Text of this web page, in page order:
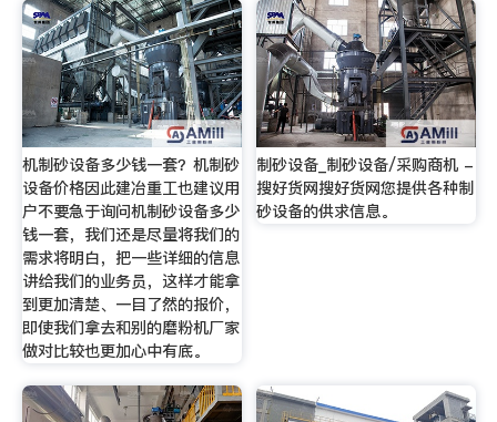
机制砂设备多少钱一套？机制砂
设备价格因此建冶重工也建议用
户不要急于询问机制砂设备多少
钱一套，我们还是尽量将我们的
需求将明白，把一些详细的信息
讲给我们的业务员，这样才能拿
到更加清楚、一目了然的报价，
即使我们拿去和别的磨粉机厂家
做对比较也更加心中有底。
制砂设备_制砂设备/采购商机 -
搜好货网搜好货网您提供各种制
砂设备的供求信息。